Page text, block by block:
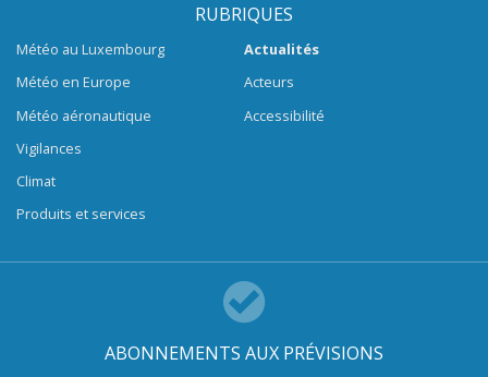
RUBRIQUES
Météo au Luxembourg
Météo en Europe
Météo aéronautique
Vigilances
Climat
Produits et services
Actualités
Acteurs
Accessibilité
ABONNEMENTS AUX PRÉVISIONS